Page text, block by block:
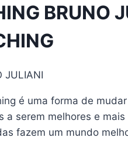
BRUNO
JULIANI
é uma forma de
a serem melhores e
fazem um mundo